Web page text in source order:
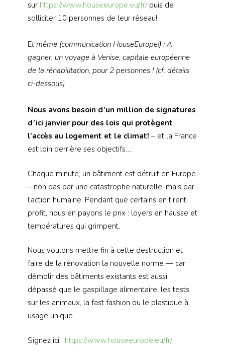
sur https://www.houseeurope.eu/fr/ puis de
solliciter 10 personnes de leur réseau!
Et même (communication HouseEurope!) : A
gagner, un voyage à Venise, capitale européenne
de la réhabilitation, pour 2 personnes ! (cf. détails
ci-dessous)
Nous avons besoin d’un million de signatures
d’ici janvier pour des lois qui protègent
l’accès au logement et le climat! – et la France
est loin derrière ses objectifs…
Chaque minute, un bâtiment est détruit en Europe
– non pas par une catastrophe naturelle, mais par
l’action humaine. Pendant que certains en tirent
profit, nous en payons le prix : loyers en hausse et
températures qui grimpent.
Nous voulons mettre fin à cette destruction et
faire de la rénovation la nouvelle norme — car
démolir des bâtiments existants est aussi
dépassé que le gaspillage alimentaire, les tests
sur les animaux, la fast fashion ou le plastique à
usage unique.
Signez ici : https://www.houseeurope.eu/fr/